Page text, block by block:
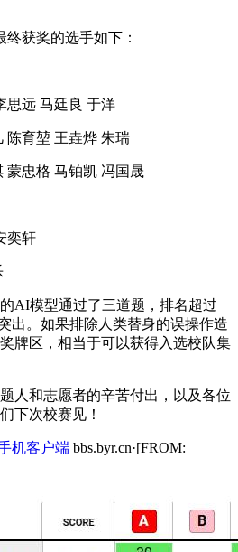
获奖的选手如下：
思远 马廷良 于洋
陈育堃 王垚烨 朱瑞
蒙忠格 马铂凯 冯国晟
奕轩
AI模型通过了三道题，排名超过
出。如果排除人类替身的误操作造
牌区，相当于可以获得入选校队集
人和志愿者的辛苦付出，以及各位
下次校赛见！
机客户端 bbs.byr.cn·[FROM: